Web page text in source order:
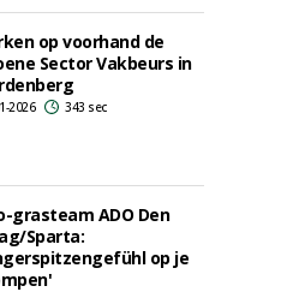
op voorhand de
Sector Vakbeurs in
2026 343 sec
grasteam ADO Den
Sparta:
op je